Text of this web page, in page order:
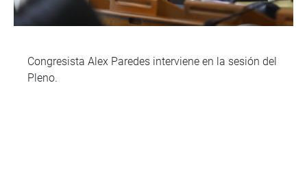
Congresista Alex Paredes interviene en la sesión del
Pleno.